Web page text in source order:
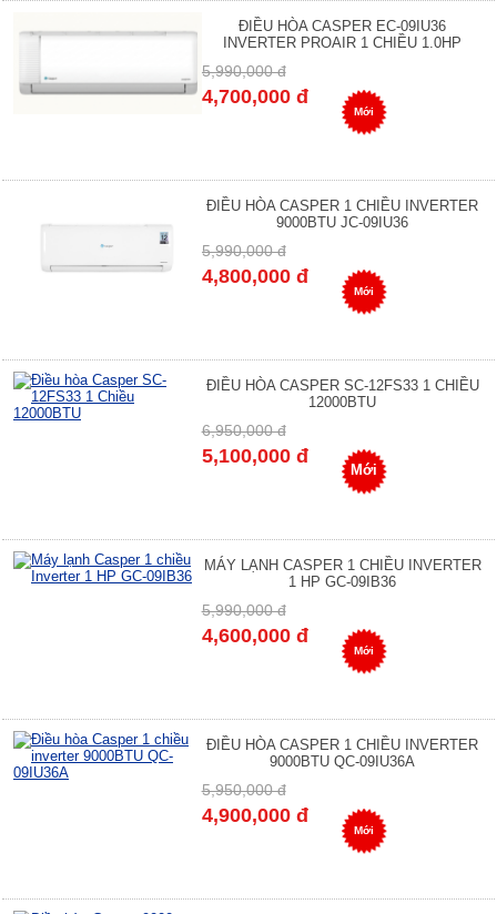
ĐIỀU HÒA CASPER EC-09IU36
INVERTER PROAIR 1 CHIỀU 1.0HP
5,990,000 đ
4,700,000 đ
Mới
ĐIỀU HÒA CASPER 1 CHIỀU INVERTER
9000BTU JC-09IU36
5,990,000 đ
4,800,000 đ
Mới
ĐIỀU HÒA CASPER SC-12FS33 1 CHIỀU
12000BTU
6,950,000 đ
5,100,000 đ
Mới
MÁY LẠNH CASPER 1 CHIỀU INVERTER
1 HP GC-09IB36
5,990,000 đ
4,600,000 đ
Mới
ĐIỀU HÒA CASPER 1 CHIỀU INVERTER
9000BTU QC-09IU36A
5,950,000 đ
4,900,000 đ
Mới